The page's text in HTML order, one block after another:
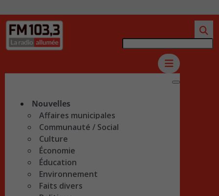
Nouvelles
Affaires municipales
Communauté / Social
Culture
Économie
Éducation
Environnement
Faits divers